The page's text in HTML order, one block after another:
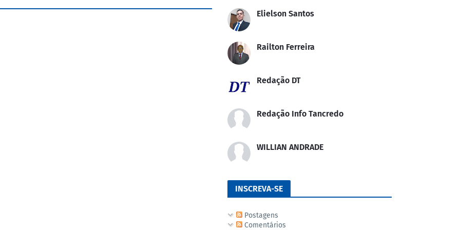
Elielson Santos
Railton Ferreira
Redação DT
Redação Info Tancredo
WILLIAN ANDRADE
INSCREVA-SE
Postagens
Comentários